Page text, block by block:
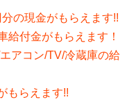
の現金がもらえます!!
給付金がもらえます！
アコン/TV/冷蔵庫の給
もらえます!!